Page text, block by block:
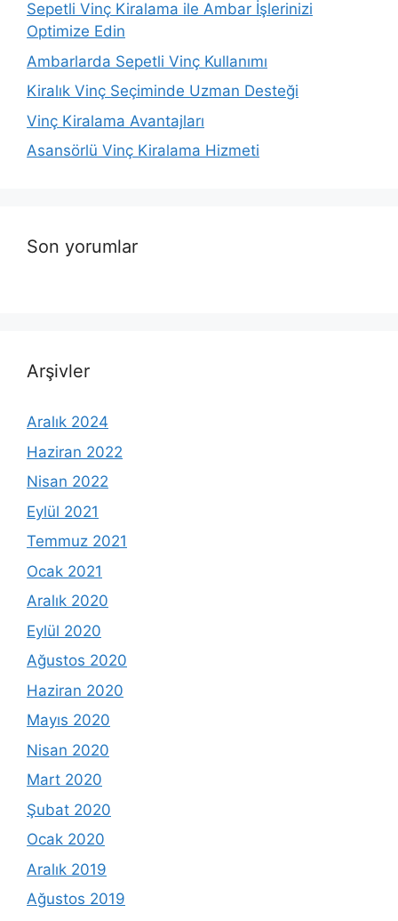
Sepetli Vinç Kiralama ile Ambar İşlerinizi
Optimize Edin
Ambarlarda Sepetli Vinç Kullanımı
Kiralık Vinç Seçiminde Uzman Desteği
Vinç Kiralama Avantajları
Asansörlü Vinç Kiralama Hizmeti
Son yorumlar
Arşivler
Aralık 2024
Haziran 2022
Nisan 2022
Eylül 2021
Temmuz 2021
Ocak 2021
Aralık 2020
Eylül 2020
Ağustos 2020
Haziran 2020
Mayıs 2020
Nisan 2020
Mart 2020
Şubat 2020
Ocak 2020
Aralık 2019
Ağustos 2019